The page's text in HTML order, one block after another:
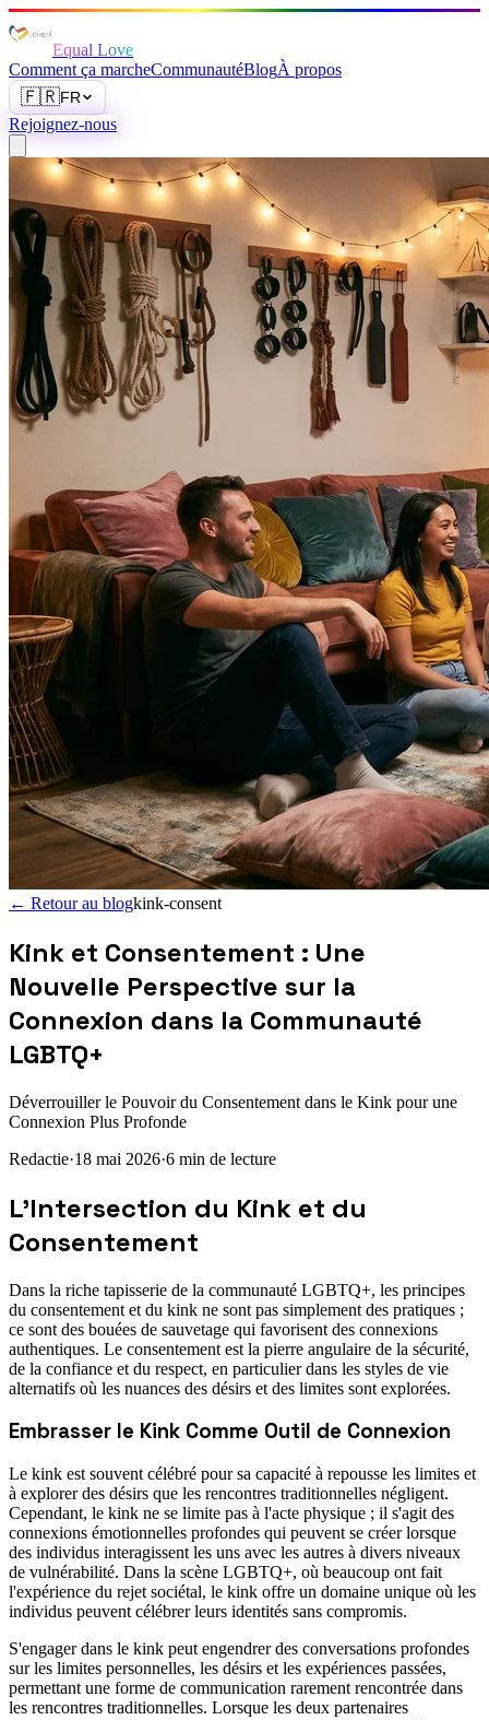
Equal Love
Comment ça marcheCommunautéBlogÀ propos
🇫🇷FR
Rejoignez-nous
← Retour au blogkink-consent
Kink et Consentement : Une
Nouvelle Perspective sur la
Connexion dans la Communauté
LGBTQ+
Déverrouiller le Pouvoir du Consentement dans le Kink pour une
Connexion Plus Profonde
Redactie·18 mai 2026·6 min de lecture
L'Intersection du Kink et du
Consentement
Dans la riche tapisserie de la communauté LGBTQ+, les principes
du consentement et du kink ne sont pas simplement des pratiques ;
ce sont des bouées de sauvetage qui favorisent des connexions
authentiques. Le consentement est la pierre angulaire de la sécurité,
de la confiance et du respect, en particulier dans les styles de vie
alternatifs où les nuances des désirs et des limites sont explorées.
Embrasser le Kink Comme Outil de Connexion
Le kink est souvent célébré pour sa capacité à repousse les limites et
à explorer des désirs que les rencontres traditionnelles négligent.
Cependant, le kink ne se limite pas à l'acte physique ; il s'agit des
connexions émotionnelles profondes qui peuvent se créer lorsque
des individus interagissent les uns avec les autres à divers niveaux
de vulnérabilité. Dans la scène LGBTQ+, où beaucoup ont fait
l'expérience du rejet sociétal, le kink offre un domaine unique où les
individus peuvent célébrer leurs identités sans compromis.
S'engager dans le kink peut engendrer des conversations profondes
sur les limites personnelles, les désirs et les expériences passées,
permettant une forme de communication rarement rencontrée dans
les rencontres traditionnelles. Lorsque les deux partenaires